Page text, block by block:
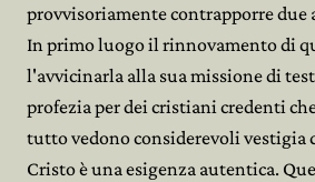
provvisoriamente contrapporre due
In primo luogo il rinnovamento di
l'avvicinarla alla sua missione di
profezia per dei cristiani credenti
tutto vedono considerevoli vestigia
Cristo è una esigenza autentica.